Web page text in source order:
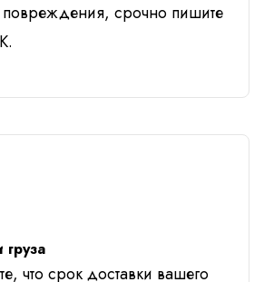
срочно пишите
что срок доставки вашего